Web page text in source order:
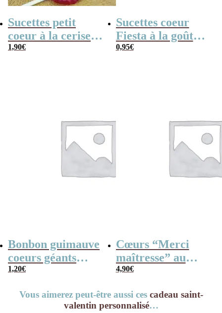
Sucettes petit
coeur à la cerise
x5 – Merci
1,90€
Sucettes coeur
Fiesta à la goût
cerise x 3
0,95€
Bonbon guimauve
coeurs géants
(Bulgari) x 5
1,20€
Cœurs “Merci
maîtresse” au
chocolat au lait
4,90€
Vous aimerez peut-être aussi ces cadeau saint-
valentin personnalisé…